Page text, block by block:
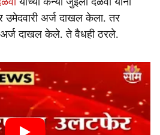
उमेदवारी अर्ज दाखल केला. तर
दाखल केले. ते वैधही ठरले.